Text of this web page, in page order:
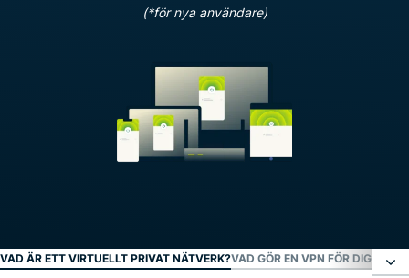
(*för nya användare)
VAD ÄR ETT VIRTUELLT PRIVAT NÄTVERK?VAD GÖR EN VPN FÖR DIG?